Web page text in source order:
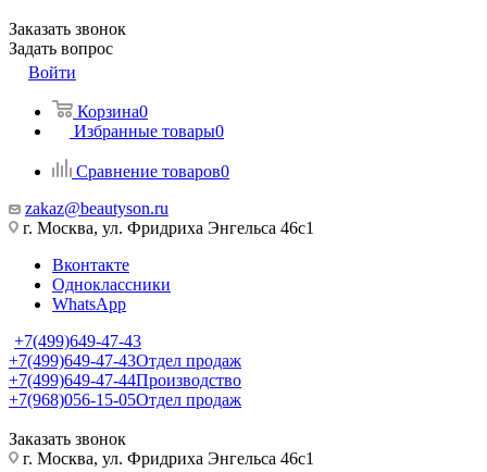
Заказать звонок
Задать вопрос
Войти
Корзина0
Избранные товары0
Сравнение товаров0
zakaz@beautyson.ru
г. Москва, ул. Фридриха Энгельса 46с1
Вконтакте
Одноклассники
WhatsApp
+7(499)649-47-43
+7(499)649-47-43Отдел продаж
+7(499)649-47-44Производство
+7(968)056-15-05Отдел продаж
Заказать звонок
г. Москва, ул. Фридриха Энгельса 46с1